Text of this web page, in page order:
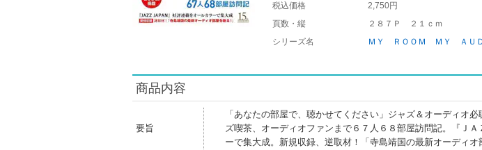
税込価格
2,750円
頁数・縦
２８７Ｐ ２１ｃｍ
シリーズ名
ＭＹ ＲＯＯＭ ＭＹ ＡＵ
商品内容
要旨
「あなたの部屋で、聴かせてください」ジャズ＆オーディオ
ズ喫茶、オーディオファンまで６７人６８部屋訪問記。『Ｊ
ーで集大成。新規収録、逆取材！「寺島靖国の最新オーディオ